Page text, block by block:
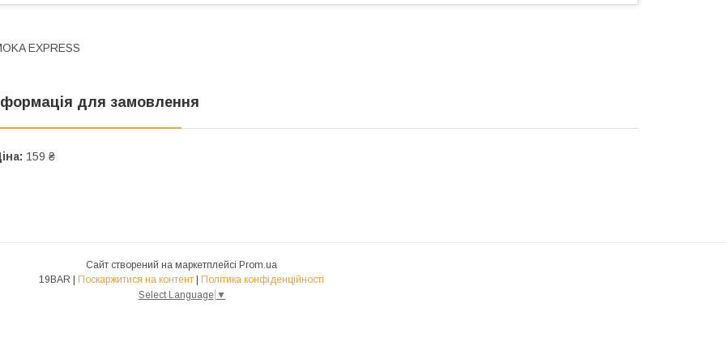
EXPRESS
для замовлення
159 ₴
Сайт створений на маркетплейсі Prom.ua
Поскаржитися на контент
Політика конфіденційності
Select Language ▼